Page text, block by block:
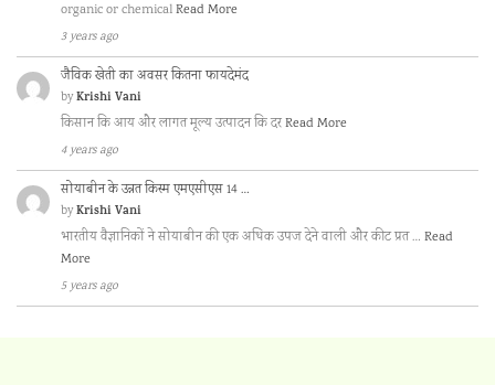
organic or chemicalRead More
3 years ago
जैविक खेती का अवसर कितना फायदेमंद
byKrishi Vani
किसान कि आय और लागत मूल्य उत्पादन कि दरRead More
4 years ago
सोयाबीन के उन्नत किस्म एमएसीएस 14 …
byKrishi Vani
भारतीय वैज्ञानिकों ने सोयाबीन की एक अधिक उपज देने वाली और कीट प्रत … Read
More
5 years ago